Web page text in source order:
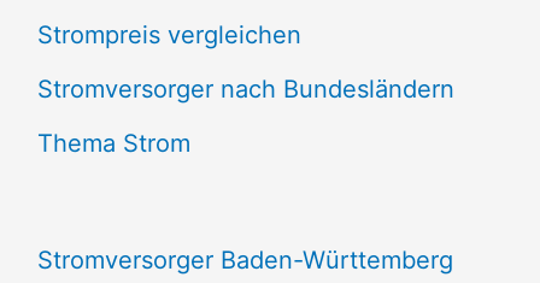
h
e
n
Strompreis vergleichen
Stromversorger nach Bundesländern
Thema Strom
Stromversorger Baden-Württemberg